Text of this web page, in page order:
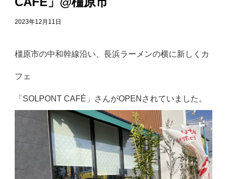
2023年12月11日
橿原市の中和幹線沿い、長浜ラーメンの横に新しくカ
フェ
「SOLPONT CAFÉ」さんがOPENされていました。